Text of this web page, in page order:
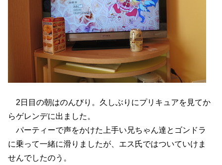
2日目の朝はのんびり。久しぶりにプリキュアを見てか
らゲレンデに出ました。
パーティーで声をかけた上手い兄ちゃん達とゴンドラ
に乗って一緒に滑りましたが、エス氏ではついていけま
せんでしたのう。